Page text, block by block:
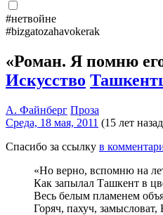
#нетвойне
#bizgatozahavokerak
«Роман. Я помню
Искусство
А. Файнберг Проза
Среда, 18 мая, 2011 (15 лет
Спасибо за ссылку в
«Но верно, вспомню на
Как запылал Ташкент в
Весь белым пламенем
Горяч, пахуч,